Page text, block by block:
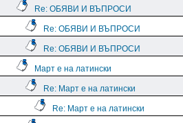
Re: ОБЯВИ И ВЪПРОСИ
Re: ОБЯВИ И ВЪПРОСИ
Re: ОБЯВИ И ВЪПРОСИ
Март е на латински
Re: Март е на латински
Re: Март е на латински